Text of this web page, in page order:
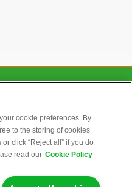
cookie preferences. By
to the storing of cookies
click “Reject all” if you do
read our Cookie Policy